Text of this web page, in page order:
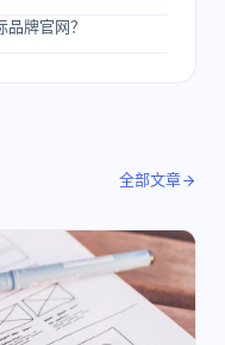
牌官网？
全部文章